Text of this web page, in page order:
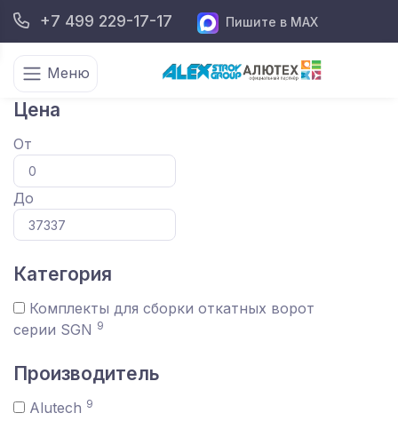
+7 499 229-17-17 Пишите в MAX
Меню
Цена
От
До
Категория
Комплекты для сборки откатных ворот
серии SGN 9
Производитель
Alutech 9